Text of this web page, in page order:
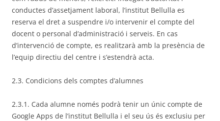
conductes d’assetjament laboral, l’institut Bellulla es
reserva el dret a suspendre i/o intervenir el compte del
docent o personal d’administració i serveis. En cas
d’intervenció de compte, es realitzarà amb la presència de
l’equip directiu del centre i s’estendrà acta.
2.3. Condicions dels comptes d’alumnes
2.3.1. Cada alumne només podrà tenir un únic compte de
Google Apps de l’institut Bellulla i el seu ús és exclusiu per